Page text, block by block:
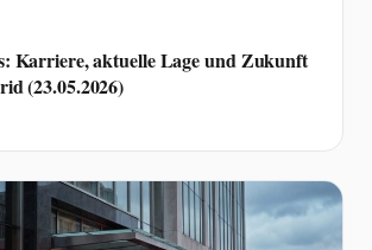
Karriere, aktuelle Lage und Zukunft
(23.05.2026)